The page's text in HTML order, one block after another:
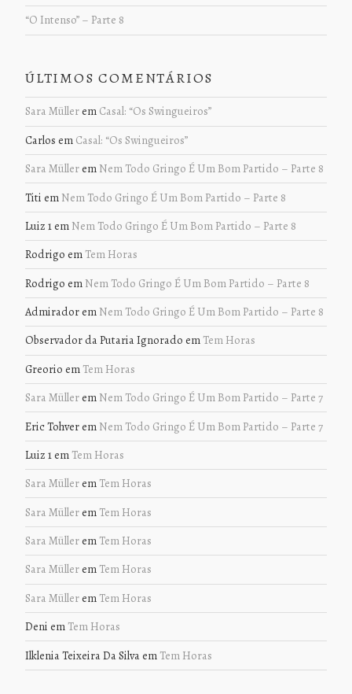
“O Intenso” – Parte 8
ÚLTIMOS COMENTÁRIOS
Sara Müllerem Casal: “Os Swingueiros”
Carlos em Casal: “Os Swingueiros”
Sara Müllerem Nem Todo Gringo É Um Bom Partido – Parte 8
Titi em Nem Todo Gringo É Um Bom Partido – Parte 8
Luiz 1em Nem Todo Gringo É Um Bom Partido – Parte 8
Rodrigo em Tem Horas
Rodrigo em Nem Todo Gringo É Um Bom Partido – Parte 8
Admiradorem Nem Todo Gringo É Um Bom Partido – Parte 8
Observador da Putaria Ignorado em Tem Horas
Greorio em Tem Horas
Sara Müllerem Nem Todo Gringo É Um Bom Partido – Parte 7
Eric Tohverem Nem Todo Gringo É Um Bom Partido – Parte 7
Luiz 1em Tem Horas
Sara Müllerem Tem Horas
Sara Müllerem Tem Horas
Sara Müllerem Tem Horas
Sara Müllerem Tem Horas
Sara Müllerem Tem Horas
Deni em Tem Horas
Ilklenia Teixeira Da Silvaem Tem Horas